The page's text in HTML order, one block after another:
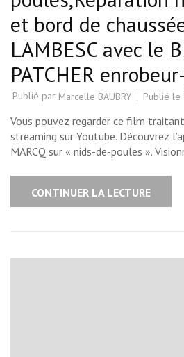
et bord de
LAMBESC avec le
PATCHER
Publié par Marcelle BAUBRY Publié le
Vous pouvez regarder ce film
streaming sur Youtube. Découvrez
MARCQ sur « nids-de-poules ».
CONTINUER LA LECTURE